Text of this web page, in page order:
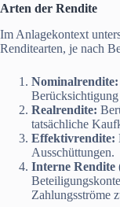
Arten der Rendite
Im Anlagekontext
Renditearten, je nach
Nominalrendite:
Realrendite:
tatsächliche
Effektivrendite:
Ausschüttungen.
Interne Rendite
Zahlungsströme